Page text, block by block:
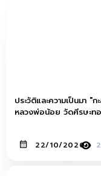
ประวัติและความเป็นมา "ก
หลวงพ่อน้อย วัดศีรษะท
22/10/2020